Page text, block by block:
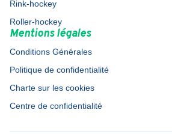
Rink-hockey
Roller-hockey
Mentions légales
Conditions Générales
Politique de confidentialité
Charte sur les cookies
Centre de confidentialité